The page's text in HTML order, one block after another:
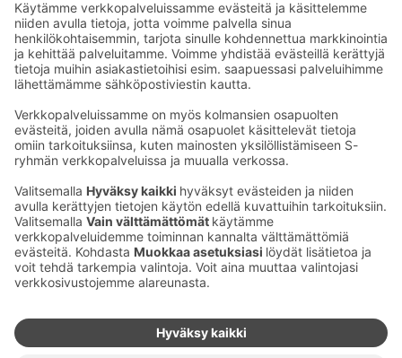
Sähköpostiosoitteet S-ryhmässä ovat muotoa
etunimi.sukunimi@sok.fi
Seuraa meitä:
Muuta evästeasetuksia